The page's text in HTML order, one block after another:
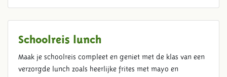
Schoolreis lunch
Maak je schoolreis compleet en geniet met de klas van een
verzorgde lunch zoals heerlijke frites met mayo en